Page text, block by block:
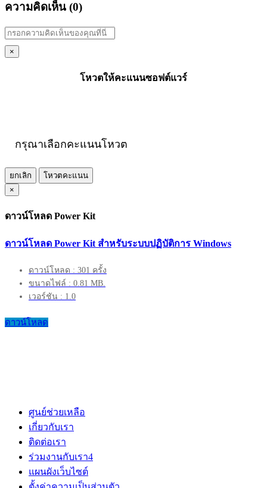
ความคิดเห็น (0)
×
โหวตให้คะแนนซอฟต์แวร์
กรุณาเลือกคะแนนโหวต
ยกเลิก
โหวตคะแนน
×
ดาวน์โหลด Power Kit
ดาวน์โหลด Power Kit สำหรับระบบปฏิบัติการ Windows
ดาวน์โหลด : 301 ครั้ง
ขนาดไฟล์ : 0.81 MB.
เวอร์ชัน : 1.0
ดาวน์โหลด
ศูนย์ช่วยเหลือ
เกี่ยวกับเรา
ติดต่อเรา
ร่วมงานกับเรา4
แผนผังเว็บไซต์